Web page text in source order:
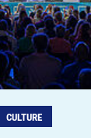
CULTURE